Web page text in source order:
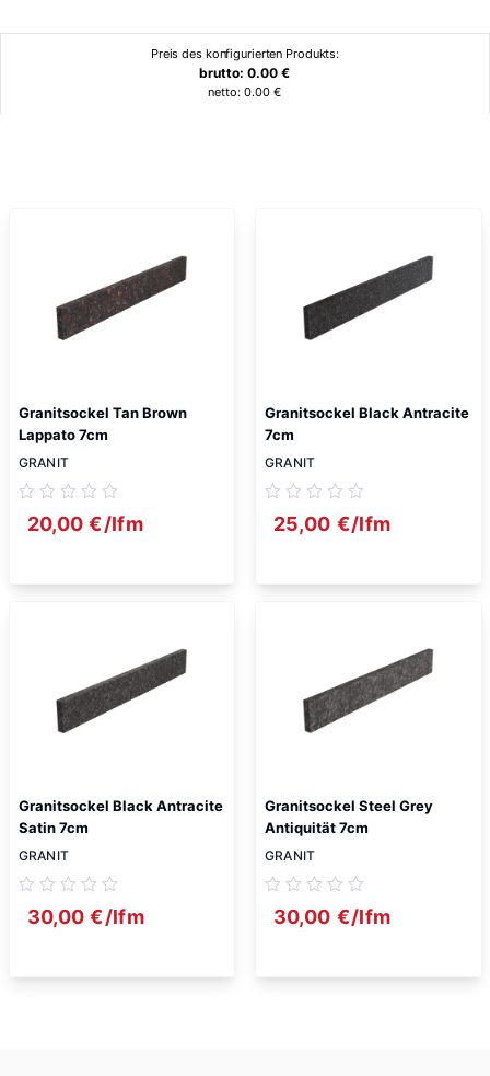
Preis des konfigurierten Produkts:
brutto:0.00 €
netto:0.00 €
Granitsockel Tan Brown
Lappato 7cm
GRANIT
20,00 €/lfm
Granitsockel Black Antracite
7cm
GRANIT
25,00 €/lfm
Granitsockel Black Antracite
Satin 7cm
GRANIT
30,00 €/lfm
Granitsockel Steel Grey
Antiquität 7cm
GRANIT
30,00 €/lfm